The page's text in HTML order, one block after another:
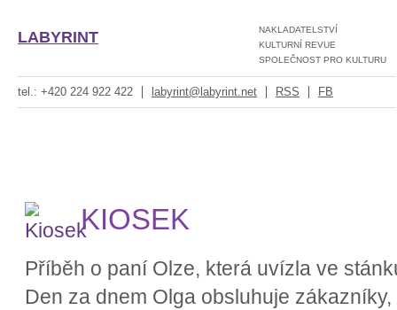
LABYRINT
NAKLADATELSTVÍ
KULTURNÍ REVUE
SPOLEČNOST PRO KULTURU
tel.: +420 224 922 422 labyrint@labyrint.net RSS FB
KIOSEK
Příběh o paní Olze, která uvízla ve
Den za dnem Olga obsluhuje